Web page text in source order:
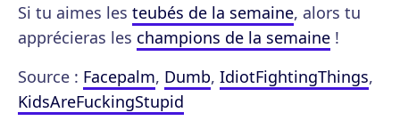
Si tu aimes les teubés de la semaine, alors tu
apprécieras les champions de la semaine !
Source : Facepalm, Dumb, IdiotFightingThings,
KidsAreFuckingStupid